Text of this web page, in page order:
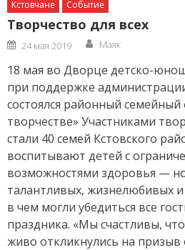
Кстовчане Событие
Творчество для всех
Posted
on
24 мая 2019 Author
Маяк
18 мая во Дворце детско-
при поддержке
состоялся районный семейный
творчестве» Участниками
стали 40 семей Кстовского
воспитывают детей с
возможностями здоровья —
талантливых, жизнелюбивых
в чем могли убедиться все
праздника. «Мы счастливы,
живо откликнулись на призыв